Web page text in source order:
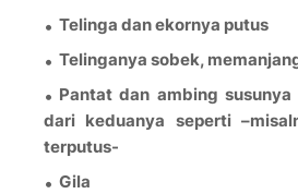
Telinga dan ekornya putus
Telinganya sobek,
Pantat dan ambing
dari keduanya seperti
terputus-
Gila